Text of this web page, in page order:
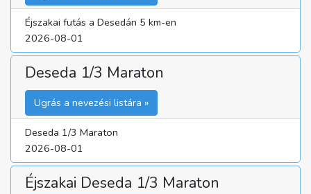
Éjszakai futás a Desedán 5 km-en
2026-08-01
Deseda 1/3 Maraton
Ugrás a nevezési listára »
Deseda 1/3 Maraton
2026-08-01
Éjszakai Deseda 1/3 Maraton